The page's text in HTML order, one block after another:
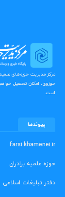
مرکز مدیریت حوزه‌های
حوزوی، امکان تحصیل
است.
پیوندها
farsi.khamenei.ir
حوزه علمیه برادران
دفتر تبلیغات اسلامی